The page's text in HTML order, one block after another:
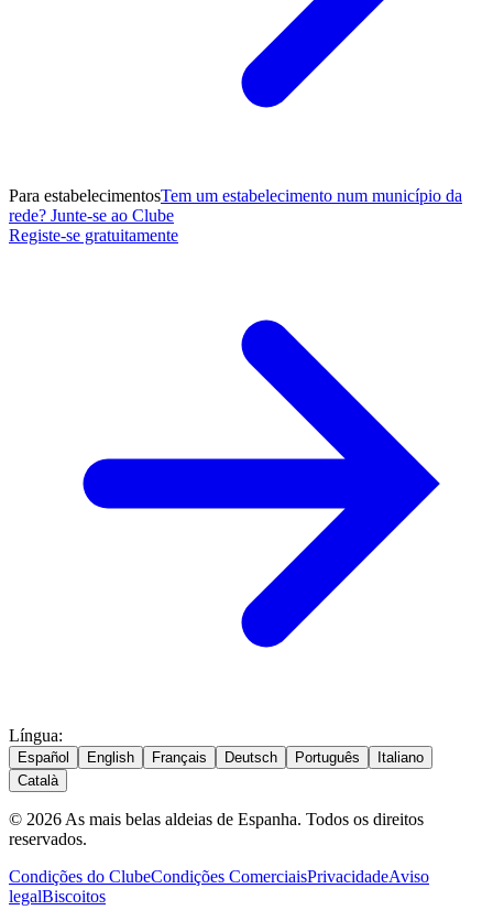
Para estabelecimentosTem um estabelecimento num município da
rede? Junte-se ao Clube
Registe-se gratuitamente
Língua:
Español English Français Deutsch Português
Italiano
Català
© 2026 As mais belas aldeias de Espanha. Todos os direitos
reservados.
Condições do ClubeCondições ComerciaisPrivacidadeAviso
legalBiscoitos